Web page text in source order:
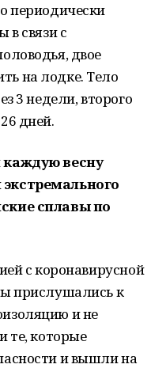
периодически
в связи с
двое
на лодке. Тело
3 недели, второго
дней.
каждую весну
сплавы по
с коронавирусной
прислушались к
и не
те, которые
и вышли на